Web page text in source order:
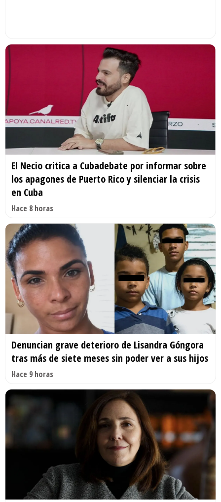
El Necio critica a Cubadebate por informar sobre
los apagones de Puerto Rico y silenciar la crisis
en Cuba
Hace 8 horas
Denuncian grave deterioro de Lisandra Góngora
tras más de siete meses sin poder ver a sus hijos
Hace 9 horas